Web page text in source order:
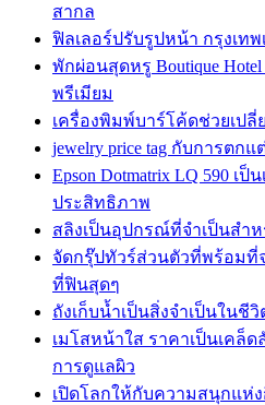
สากล
ฟิลเลอร์ปรับรูปหน้า กรุงเท
พักผ่อนสุดหรู Boutique
พรีเมียม
เครื่องพิมพ์บาร์โค้ดช่วยเปลี่
jewelry price tag กับการตก
Epson Dotmatrix LQ 590
ประสิทธิภาพ
สลิงเป็นอุปกรณ์ที่จำเป็นสำ
จัดกรุ๊ปทัวร์ส่วนตัวที่พร้อม
ที่ฟินสุดๆ
ถังเก็บน้ำเป็นสิ่งจำเป็นในชี
เมโสหน้าใส ราคาเป็นเคล็
การดูแลผิว
เปิดโลกให้กับความสนุกแห่